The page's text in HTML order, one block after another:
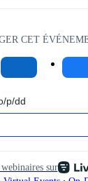
CET
sur